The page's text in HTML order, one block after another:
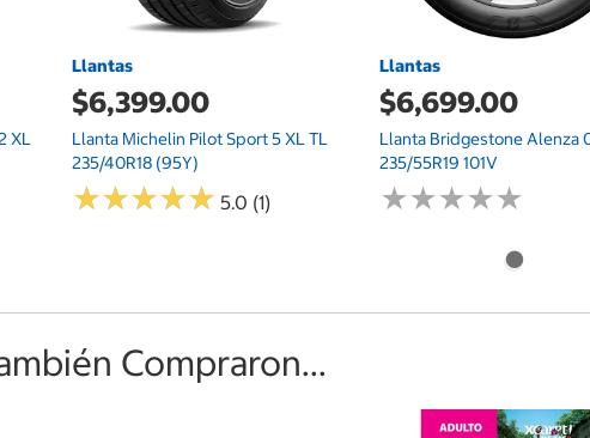
XL
Llantas
$6,399.00
Llanta Michelin Pilot Sport 5 XL TL
235/40R18 (95Y)
★★★★★
★★★★★ 5.0 (1)
Llantas
$6,699.00
Llanta Bridgestone Alenza
235/55R19 101V
★★★★★
★★★★★
Compraron...